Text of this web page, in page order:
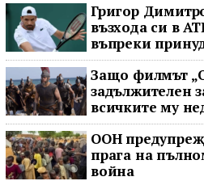
Григор
възхода си в
въпреки
Защо филмът
задължителен
всичките му
ООН
прага на
война